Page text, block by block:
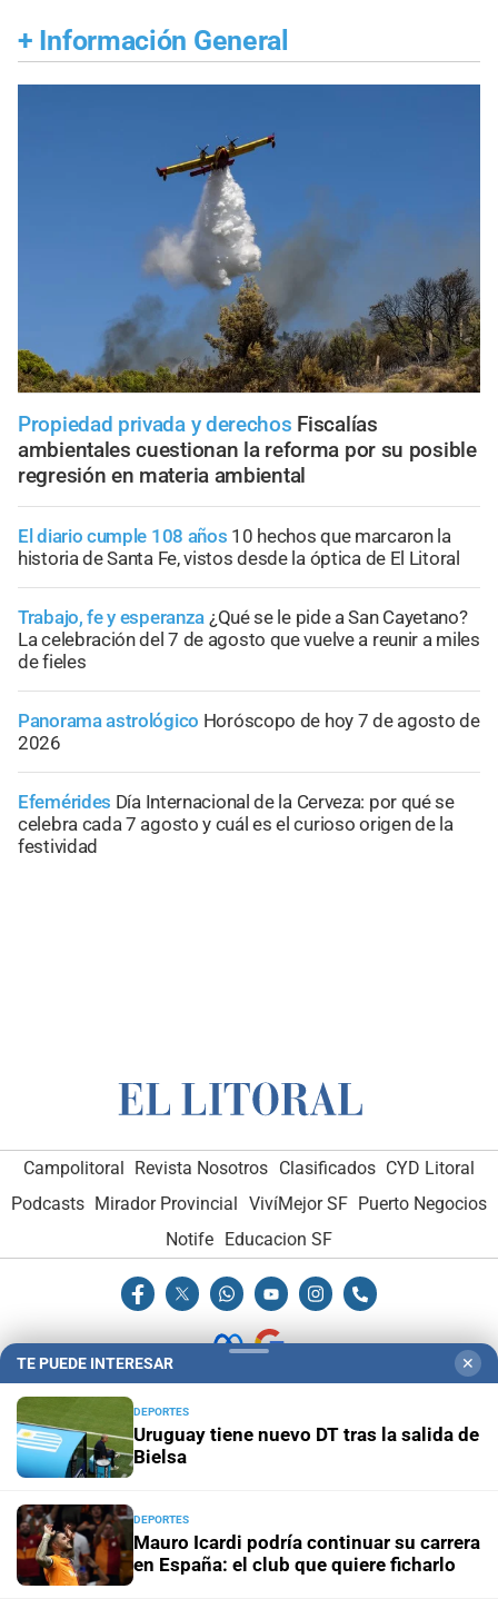
+ Información General
Propiedad privada y derechos Fiscalías
ambientales cuestionan la reforma por su posible
regresión en materia ambiental
El diario cumple 108 años 10 hechos que marcaron la
historia de Santa Fe, vistos desde la óptica de El Litoral
Trabajo, fe y esperanza ¿Qué se le pide a San Cayetano?
La celebración del 7 de agosto que vuelve a reunir a miles
de fieles
Panorama astrológico Horóscopo de hoy 7 de agosto de
2026
Efemérides Día Internacional de la Cerveza: por qué se
celebra cada 7 agosto y cuál es el curioso origen de la
festividad
Campolitoral Revista Nosotros Clasificados CYD Litoral
Podcasts Mirador Provincial VivíMejor SF Puerto Negocios
Notife
Educacion SF
Hemeroteca Digital (1930-1979)
Administración y Publicidad-Elementos institucionales-
Opcionales con El Litoral
El Litoral es miembro de:
TE PUEDE INTERESAR ✕
DEPORTES
Uruguay tiene nuevo DT tras la salida de
Bielsa
DEPORTES
Mauro Icardi podría continuar su carrera
en España: el club que quiere ficharlo